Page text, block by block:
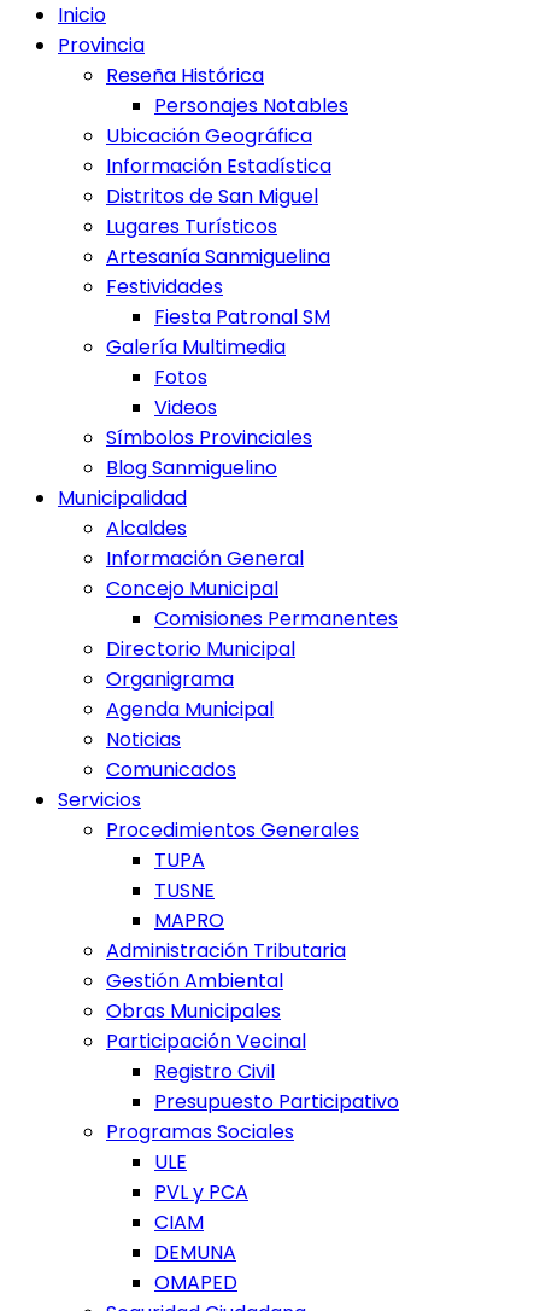
Inicio
Provincia
Reseña Histórica
Personajes Notables
Ubicación Geográfica
Información Estadística
Distritos de San Miguel
Lugares Turísticos
Artesanía Sanmiguelina
Festividades
Fiesta Patronal SM
Galería Multimedia
Fotos
Videos
Símbolos Provinciales
Blog Sanmiguelino
Municipalidad
Alcaldes
Información General
Concejo Municipal
Comisiones Permanentes
Directorio Municipal
Organigrama
Agenda Municipal
Noticias
Comunicados
Servicios
Procedimientos Generales
TUPA
TUSNE
MAPRO
Administración Tributaria
Gestión Ambiental
Obras Municipales
Participación Vecinal
Registro Civil
Presupuesto Participativo
Programas Sociales
ULE
PVL y PCA
CIAM
DEMUNA
OMAPED